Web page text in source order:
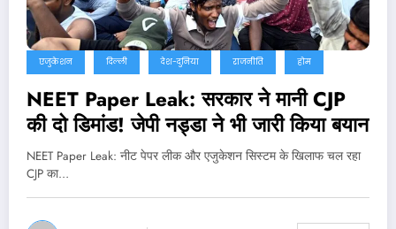
एजुकेशन दिल्ली देश-दुनिया राजनीति होम
NEET Paper Leak: सरकार ने मानी CJP
की दो डिमांड! जेपी नड्डा ने भी जारी किया बयान
NEET Paper Leak: नीट पेपर लीक और एजुकेशन सिस्टम के खिलाफ चल रहा
CJP का…